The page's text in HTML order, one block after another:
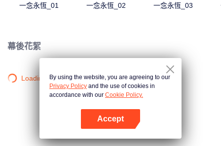
一念永恆_01 一念永恆_02 一念永恆_03
幕後花絮
Loading…By using the website, you are agreeing to our
Privacy Policy and the use of cookies in
accordance with our Cookie Policy.
Accept